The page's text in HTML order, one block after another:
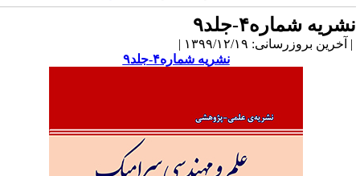
شماره۴-جلد۹
بروزرسانی: ۱۳۹۹/۱۲/۱۹ |
نشریه شماره۴-جلد۹